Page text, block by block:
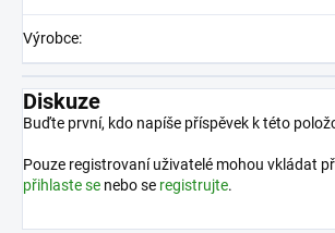
Výrobce:
Diskuze
Buďte první, kdo napíše příspěvek k této
Pouze registrovaní uživatelé mohou vkládat
přihlaste se nebo se registrujte.